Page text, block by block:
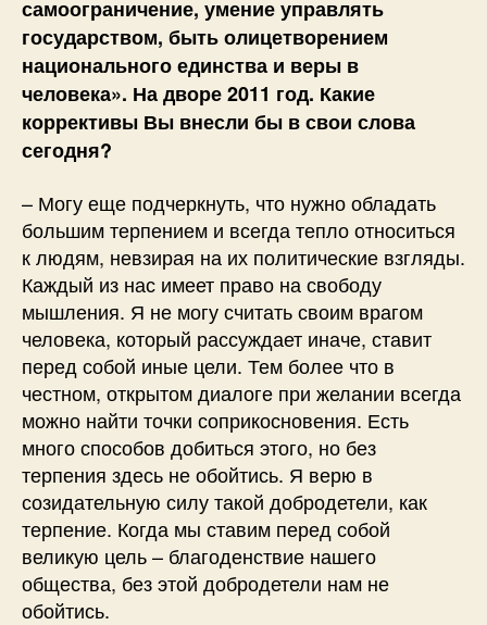
самоограничение, умение управлять
государством, быть олицетворением
национального единства и веры в
человека». На дворе 2011 год. Какие
коррективы Вы внесли бы в свои слова
сегодня?
– Могу еще подчеркнуть, что нужно обладать
большим терпением и всегда тепло относиться
к людям, невзирая на их политические взгляды.
Каждый из нас имеет право на свободу
мышления. Я не могу считать своим врагом
человека, который рассуждает иначе, ставит
перед собой иные цели. Тем более что в
честном, открытом диалоге при желании всегда
можно найти точки соприкосновения. Есть
много способов добиться этого, но без
терпения здесь не обойтись. Я верю в
созидательную силу такой добродетели, как
терпение. Когда мы ставим перед собой
великую цель – благоденствие нашего
общества, без этой добродетели нам не
обойтись.